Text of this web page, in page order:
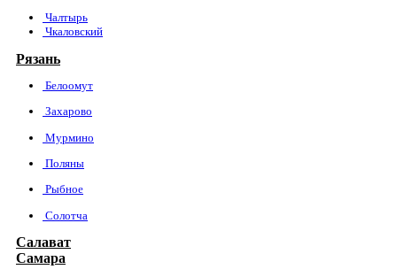
Чалтырь
Чкаловский
Рязань
Белоомут
Захарово
Мурмино
Поляны
Рыбное
Солотча
Салават
Самара